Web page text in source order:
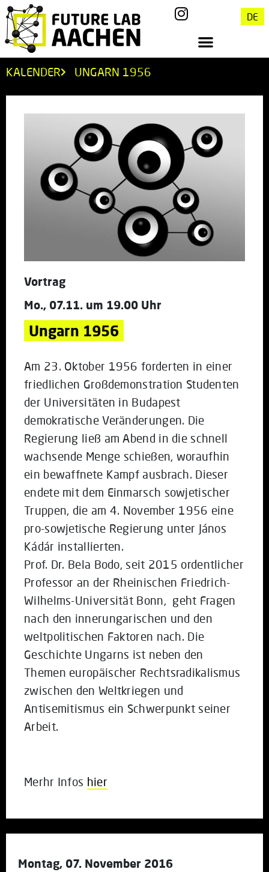
DE
KALENDER UNGARN 1956
Vortrag
Mo., 07.11. um 19.00 Uhr
Ungarn 1956
Am 23. Oktober 1956 forderten in einer
friedlichen Großdemonstration Studenten
der Universitäten in Budapest
demokratische Veränderungen. Die
Regierung ließ am Abend in die schnell
wachsende Menge schießen, woraufhin
ein bewaffnete Kampf ausbrach. Dieser
endete mit dem Einmarsch sowjetischer
Truppen, die am 4. November 1956 eine
pro-sowjetische Regierung unter János
Kádár installierten.
Prof. Dr. Bela Bodo, seit 2015 ordentlicher
Professor an der Rheinischen Friedrich-
Wilhelms-Universität Bonn, geht Fragen
nach den innerungarischen und den
weltpolitischen Faktoren nach. Die
Geschichte Ungarns ist neben den
Themen europäischer Rechtsradikalismus
zwischen den Weltkriegen und
Antisemitismus ein Schwerpunkt seiner
Arbeit.
Merhr Infos hier
Montag, 07. November 2016